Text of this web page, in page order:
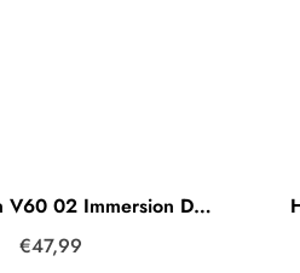
Hario Switch V60 02 Immersion Dripper Handfilter Pink (Limited Edition Colours)
€47,99